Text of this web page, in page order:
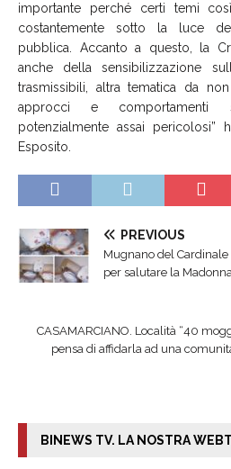
importante perché certi temi
costantemente sotto la luce
pubblica. Accanto a questo, la
anche della sensibilizzazione
trasmissibili, altra tematica da
approcci e comportamenti
potenzialmente assai pericolosi”
Esposito.
PREVIOUS
Mugnano del
per salutare la
CASAMARCIANO. Località “40
pensa di affidarla ad una
BINEWS TV. LA NOSTRA